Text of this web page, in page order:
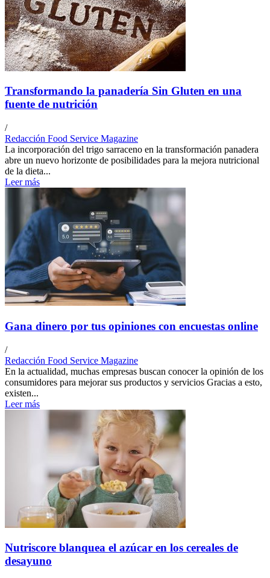
Transformando la panadería Sin Gluten en una
fuente de nutrición
/
Redacción Food Service Magazine
La incorporación del trigo sarraceno en la transformación panadera
abre un nuevo horizonte de posibilidades para la mejora nutricional
de la dieta...
Leer más
Gana dinero por tus opiniones con encuestas online
/
Redacción Food Service Magazine
En la actualidad, muchas empresas buscan conocer la opinión de los
consumidores para mejorar sus productos y servicios Gracias a esto,
existen...
Leer más
Nutriscore blanquea el azúcar en los cereales de
desayuno